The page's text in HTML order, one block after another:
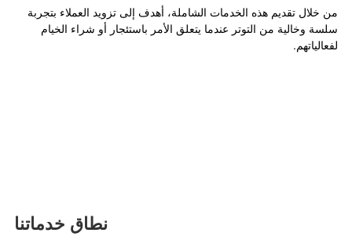
من خلال تقديم هذه الخدمات الشاملة، أهدف إلى تزويد العملاء بتجربة
سلسة وخالية من التوتر عندما يتعلق الأمر باستئجار أو شراء الخيام
لفعالياتهم.
نطاق خدماتنا